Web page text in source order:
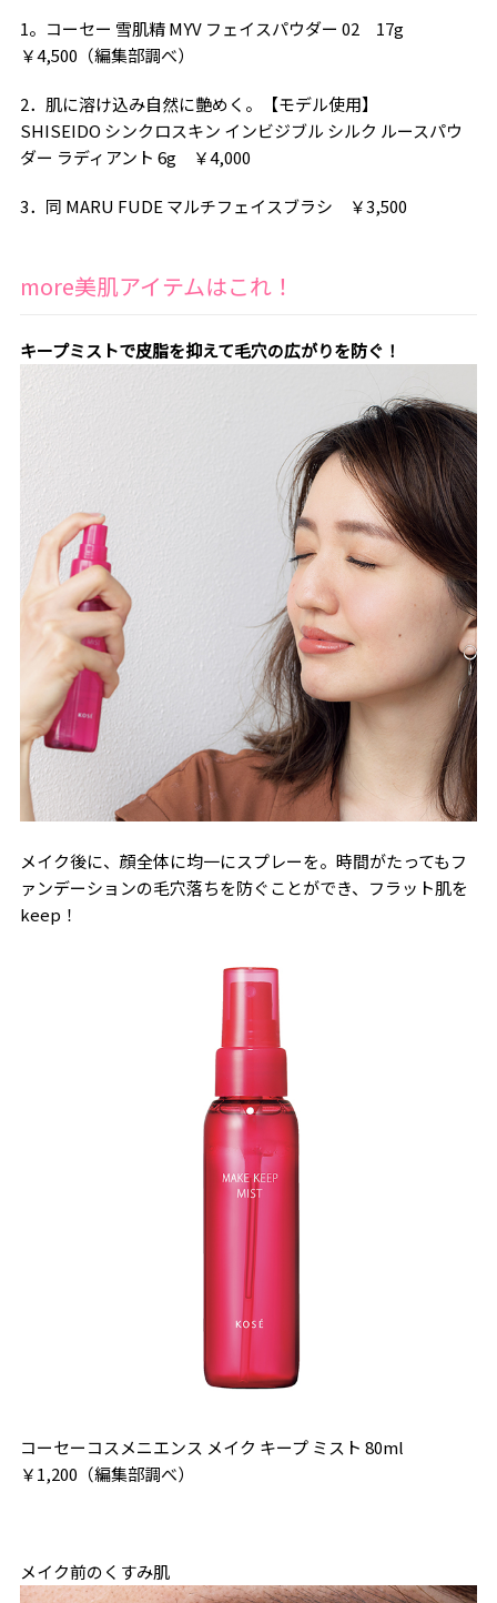
1。コーセー 雪肌精 MYV フェイスパウダー 02 17g
￥4,500（編集部調べ）
2．肌に溶け込み自然に艶めく。【モデル使用】
SHISEIDO シンクロスキン インビジブル シルク ルースパウ
ダー ラディアント 6g ￥4,000
3．同 MARU FUDE マルチフェイスブラシ ￥3,500
more美肌アイテムはこれ！
キープミストで皮脂を抑えて毛穴の広がりを防ぐ！
メイク後に、顔全体に均一にスプレーを。時間がたってもフ
ァンデーションの毛穴落ちを防ぐことができ、フラット肌を
keep！
コーセーコスメニエンス メイク キープ ミスト 80ml
￥1,200（編集部調べ）
メイク前のくすみ肌